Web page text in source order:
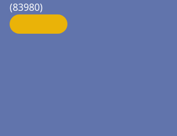
(83980)